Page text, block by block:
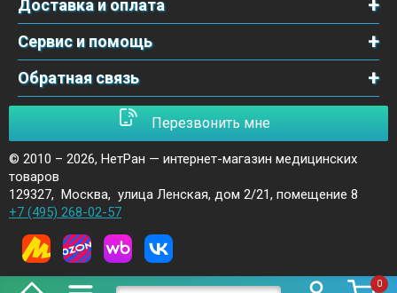
0
Доставка и оплата
Сервис и помощь
Обратная связь
Перезвонить мне
© 2010 – 2026, НетРан — интернет-магазин медицинских
товаров
129327, Москва, улица Ленская, дом 2/21, помещение 8
+7 (495) 268-02-57